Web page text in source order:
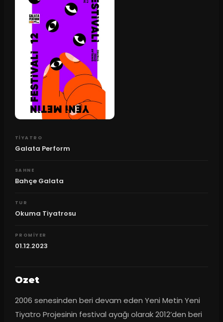
TIYATRO
Galata Perform
SAHNE
Bahçe Galata
TUR
Okuma Tiyatrosu
PROMIYER
01.12.2023
Ozet
2006 senesinden beri devam eden Yeni Metin Yeni
Tiyatro Projesinin festival ayağı olarak 2012’den beri